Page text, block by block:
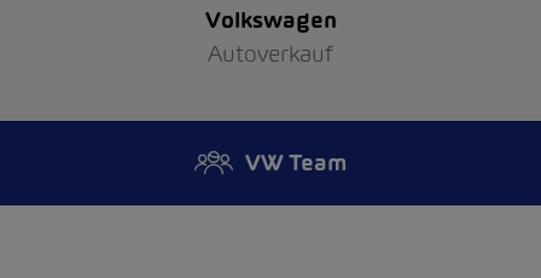
Volkswagen
Autoverkauf
VW Team